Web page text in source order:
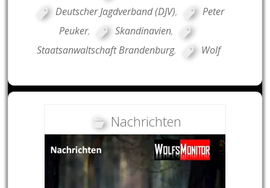
Deutscher Jagdverband (DJV),
Peter
Peuker, Skandinavien,
Staatsanwaltschaft Brandenburg, Wolf
Nachrichten